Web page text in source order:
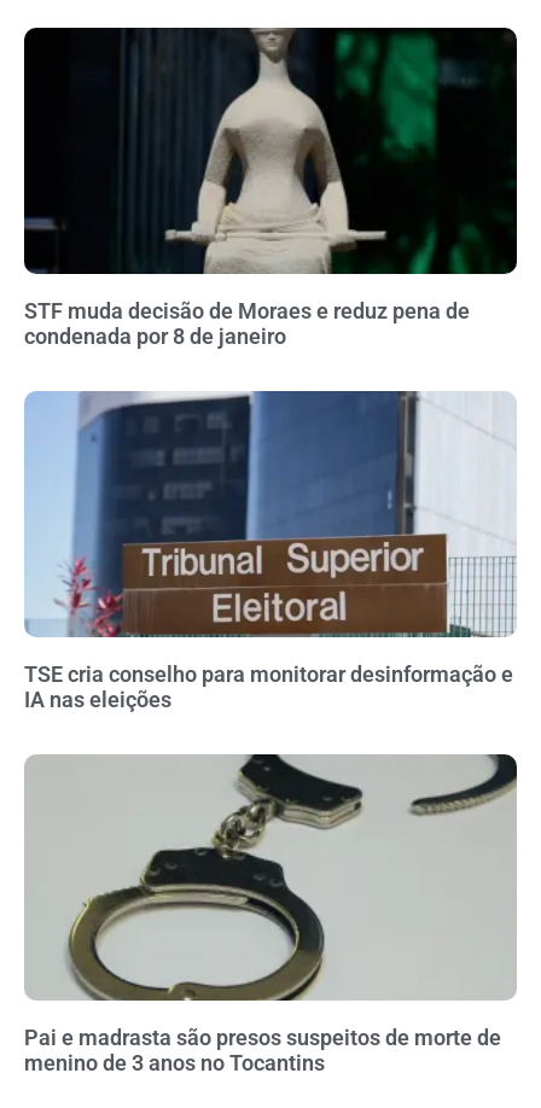
STF muda decisão de Moraes e reduz pena de
condenada por 8 de janeiro
TSE cria conselho para monitorar desinformação e
IA nas eleições
Pai e madrasta são presos suspeitos de morte de
menino de 3 anos no Tocantins